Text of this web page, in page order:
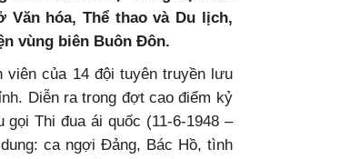
Văn hóa, Thể thao và Du lịch,
vùng biên Buôn Đôn.
viên của 14 đội tuyên truyền lưu
Diễn ra trong đợt cao điểm kỷ
Thi đua ái quốc (11-6-1948 –
ca ngợi Đảng, Bác Hồ, tình